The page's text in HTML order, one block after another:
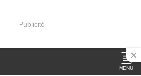
Publicité
MENU